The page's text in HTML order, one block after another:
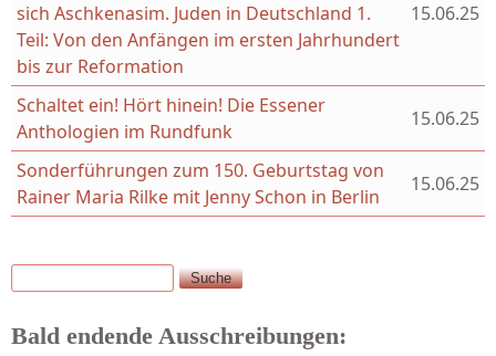
sich Aschkenasim. Juden in Deutschland 1.
Teil: Von den Anfängen im ersten Jahrhundert
bis zur Reformation
15.06.25
Schaltet ein! Hört hinein! Die Essener
Anthologien im Rundfunk
15.06.25
Sonderführungen zum 150. Geburtstag von
Rainer Maria Rilke mit Jenny Schon in Berlin
15.06.25
Suchformular
Suche
Bald endende Ausschreibungen: